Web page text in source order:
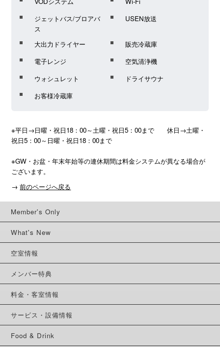
ジェットバス/ブロアバ
ス
USEN放送
大出力ドライヤー
販売冷蔵庫
電子レンジ
空気清浄機
ウォシュレット
ドライサウナ
お客様冷蔵庫
※平日→日曜・祝日18：00～土曜・祝日5：00まで　　休日→土曜・
祝日5：00～日曜・祝日18：00まで
※GW・お盆・年末年始等の連休期間は料金システムが異なる場合が
ございます。
→ 前のページへ戻る
Member's Only
What's New
空室情報
メンバー特典
料金・客室情報
サービス・設備情報
Food & Drink